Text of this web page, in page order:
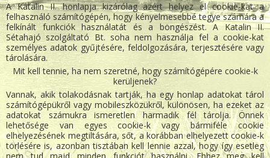
A Katalin II. honlapja kizárólag azért helyez el cookie-kat a
felhasználó számítógépén, hogy kényelmesebbé tegye számára a
felkínált funkciók használatát és a böngészést. A Katalin II.
Sétahajó szolgáltató Bt. soha nem használja fel a cookie-kat
személyes adatok gyűjtésére, feldolgozására, terjesztésére vagy
tárolására.
Mit kell tennie, ha nem szeretné, hogy számítógépére cookie-k
kerüljenek?
Vannak, akik tolakodásnak tartják, ha egy honlap adatokat tárol
számítógépükről vagy mobileszközükről, különösen, ha ezeket az
adatokat számukra ismeretlen harmadik fél tárolja. Önnek
lehetősége van egyes cookie-k vagy bármiféle cookie
elhelyezésének megtiltására, sőt, a korábban elhelyezett cookie-k
törlésére is, azonban tisztában kell lennie azzal, hogy így esetleg